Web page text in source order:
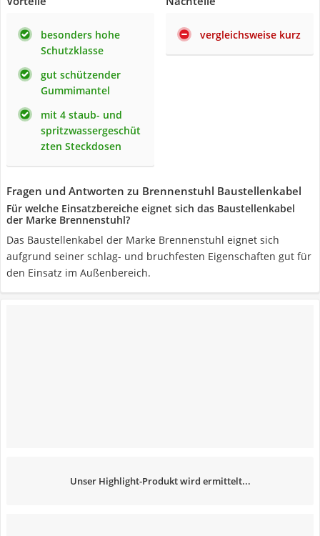
besonders hohe
Schutzklasse
gut schützender
Gummimantel
mit 4 staub- und
spritzwassergeschüt
zten Steckdosen
vergleichsweise kurz
Fragen und Antworten zu Brennenstuhl Baustellenkabel
Für welche Einsatzbereiche eignet sich das Baustellenkabel
der Marke Brennenstuhl?
Das Baustellenkabel der Marke Brennenstuhl eignet sich
aufgrund seiner schlag- und bruchfesten Eigenschaften gut für
den Einsatz im Außenbereich.
Unser Highlight-Produkt wird ermittelt...